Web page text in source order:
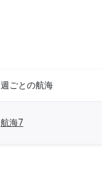
週ごとの航海
航海7